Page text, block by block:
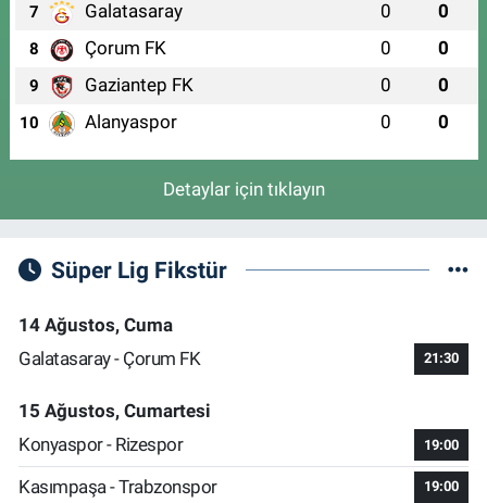
7 Galatasaray 0 0
8 Çorum FK 0 0
9 Gaziantep FK 0 0
10 Alanyaspor 0 0
Detaylar için tıklayın
Süper Lig Fikstür
14 Ağustos, Cuma
Galatasaray - Çorum FK
21:30
15 Ağustos, Cumartesi
Konyaspor - Rizespor
19:00
Kasımpaşa - Trabzonspor 19:00